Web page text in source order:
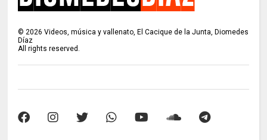
© 2026 Videos, música y vallenato, El Cacique de la Junta, Diomedes
Díaz
All rights reserved.